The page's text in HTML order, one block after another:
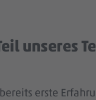
unseres
erste